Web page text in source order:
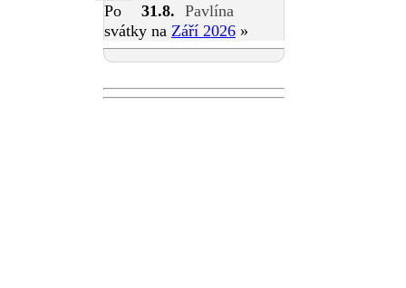
Po
31.8. Pavlína
svátky na Září 2026 »